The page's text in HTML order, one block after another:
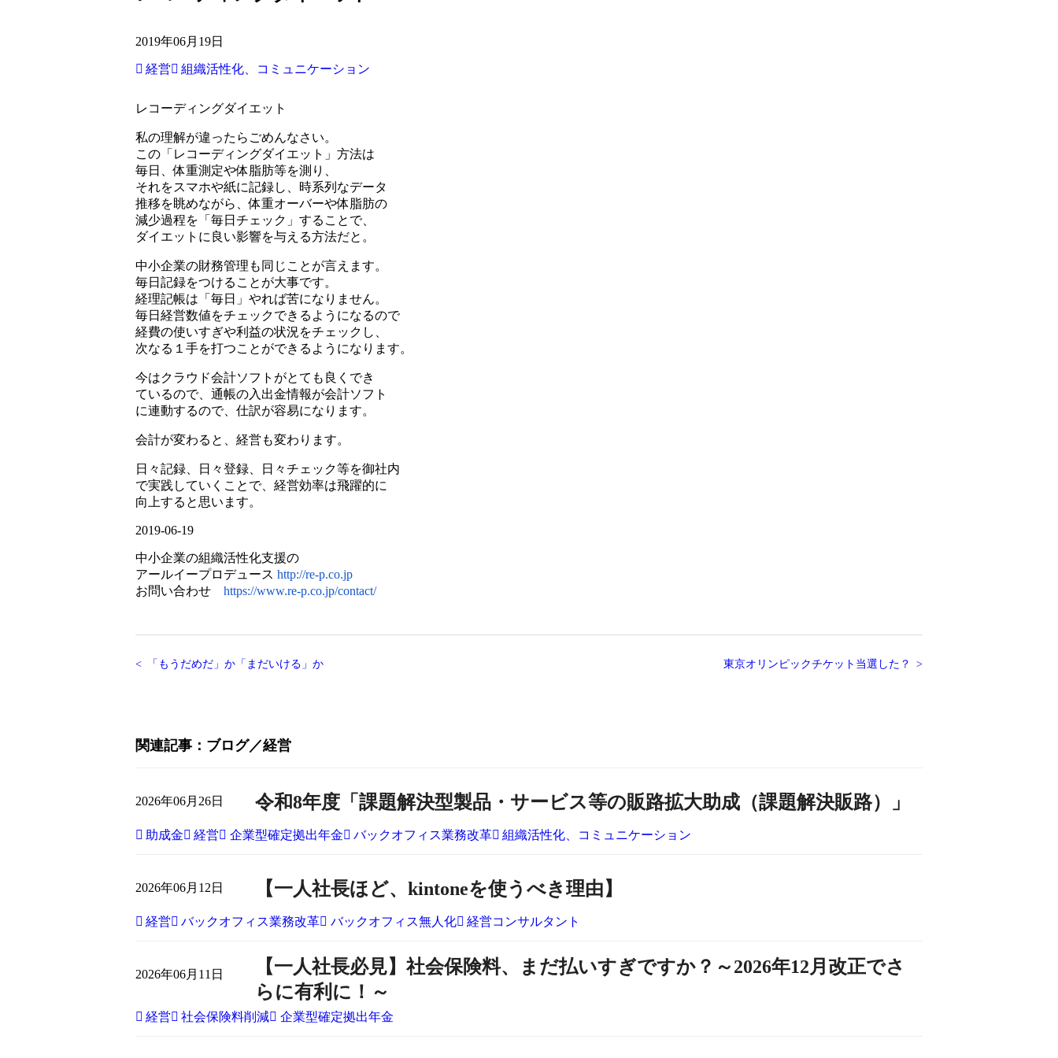
2019年06月19日
経営 組織活性化、コミュニケーション
レコーディングダイエット
私の理解が違ったらごめんなさい。
この「レコーディングダイエット」方法は
毎日、体重測定や体脂肪等を測り、
それをスマホや紙に記録し、時系列なデータ
推移を眺めながら、体重オーバーや体脂肪の
減少過程を「毎日チェック」することで、
ダイエットに良い影響を与える方法だと。
中小企業の財務管理も同じことが言えます。
毎日記録をつけることが大事です。
経理記帳は「毎日」やれば苦になりません。
毎日経営数値をチェックできるようになるので
経費の使いすぎや利益の状況をチェックし、
次なる１手を打つことができるようになります。
今はクラウド会計ソフトがとても良くでき
ているので、通帳の入出金情報が会計ソフト
に連動するので、仕訳が容易になります。
会計が変わると、経営も変わります。
日々記録、日々登録、日々チェック等を御社内
で実践していくことで、経営効率は飛躍的に
向上すると思います。
2019-06-19
中小企業の組織活性化支援の
アールイープロデュース http://re-p.co.jp
お問い合わせ https://www.re-p.co.jp/contact/
「もうだめだ」か「まだいける」か 東京オリンピックチケット当選した？
関連記事 ブログ 経営
2026年06月26日 令和8年度「課題解決型製品・サービス等の販路拡大助成（課題解決販路）」
助成金 経営 企業型確定拠出年金 バックオフィス業務改革 組織活性化、コミュニケーション
2026年06月12日 【一人社長ほど、kintoneを使うべき理由】
経営 バックオフィス業務改革 バックオフィス無人化 経営コンサルタント
2026年06月11日
【一人社長必見】社会保険料、まだ払いすぎですか？～2026年12月改正でさ
らに有利に！～
経営 社会保険料削減 企業型確定拠出年金